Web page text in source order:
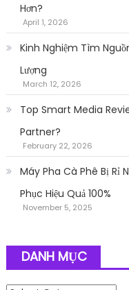
Hơn?
April 1, 2026
Kinh Nghiệm Tìm
Lượng
March 12, 2026
Top Smart Media
Partner?
February 22, 2026
Máy Pha Cà Phê Bị Rỉ
Phục Hiệu Quả 100%
November 5, 2025
DANH MỤC